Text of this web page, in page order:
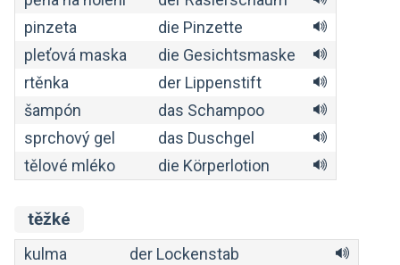
pinzeta
die Pinzette
pleťová maska
die Gesichtsmaske
rtěnka
der Lippenstift
šampón
das Schampoo
sprchový gel
das Duschgel
tělové mléko
die Körperlotion
těžké
kulma der Lockenstab